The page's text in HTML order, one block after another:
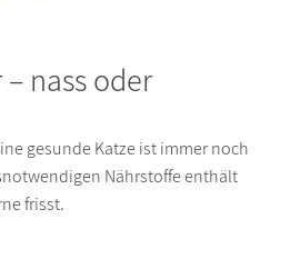
nass oder
gesunde Katze ist immer noch
Nährstoffe enthält
frisst.